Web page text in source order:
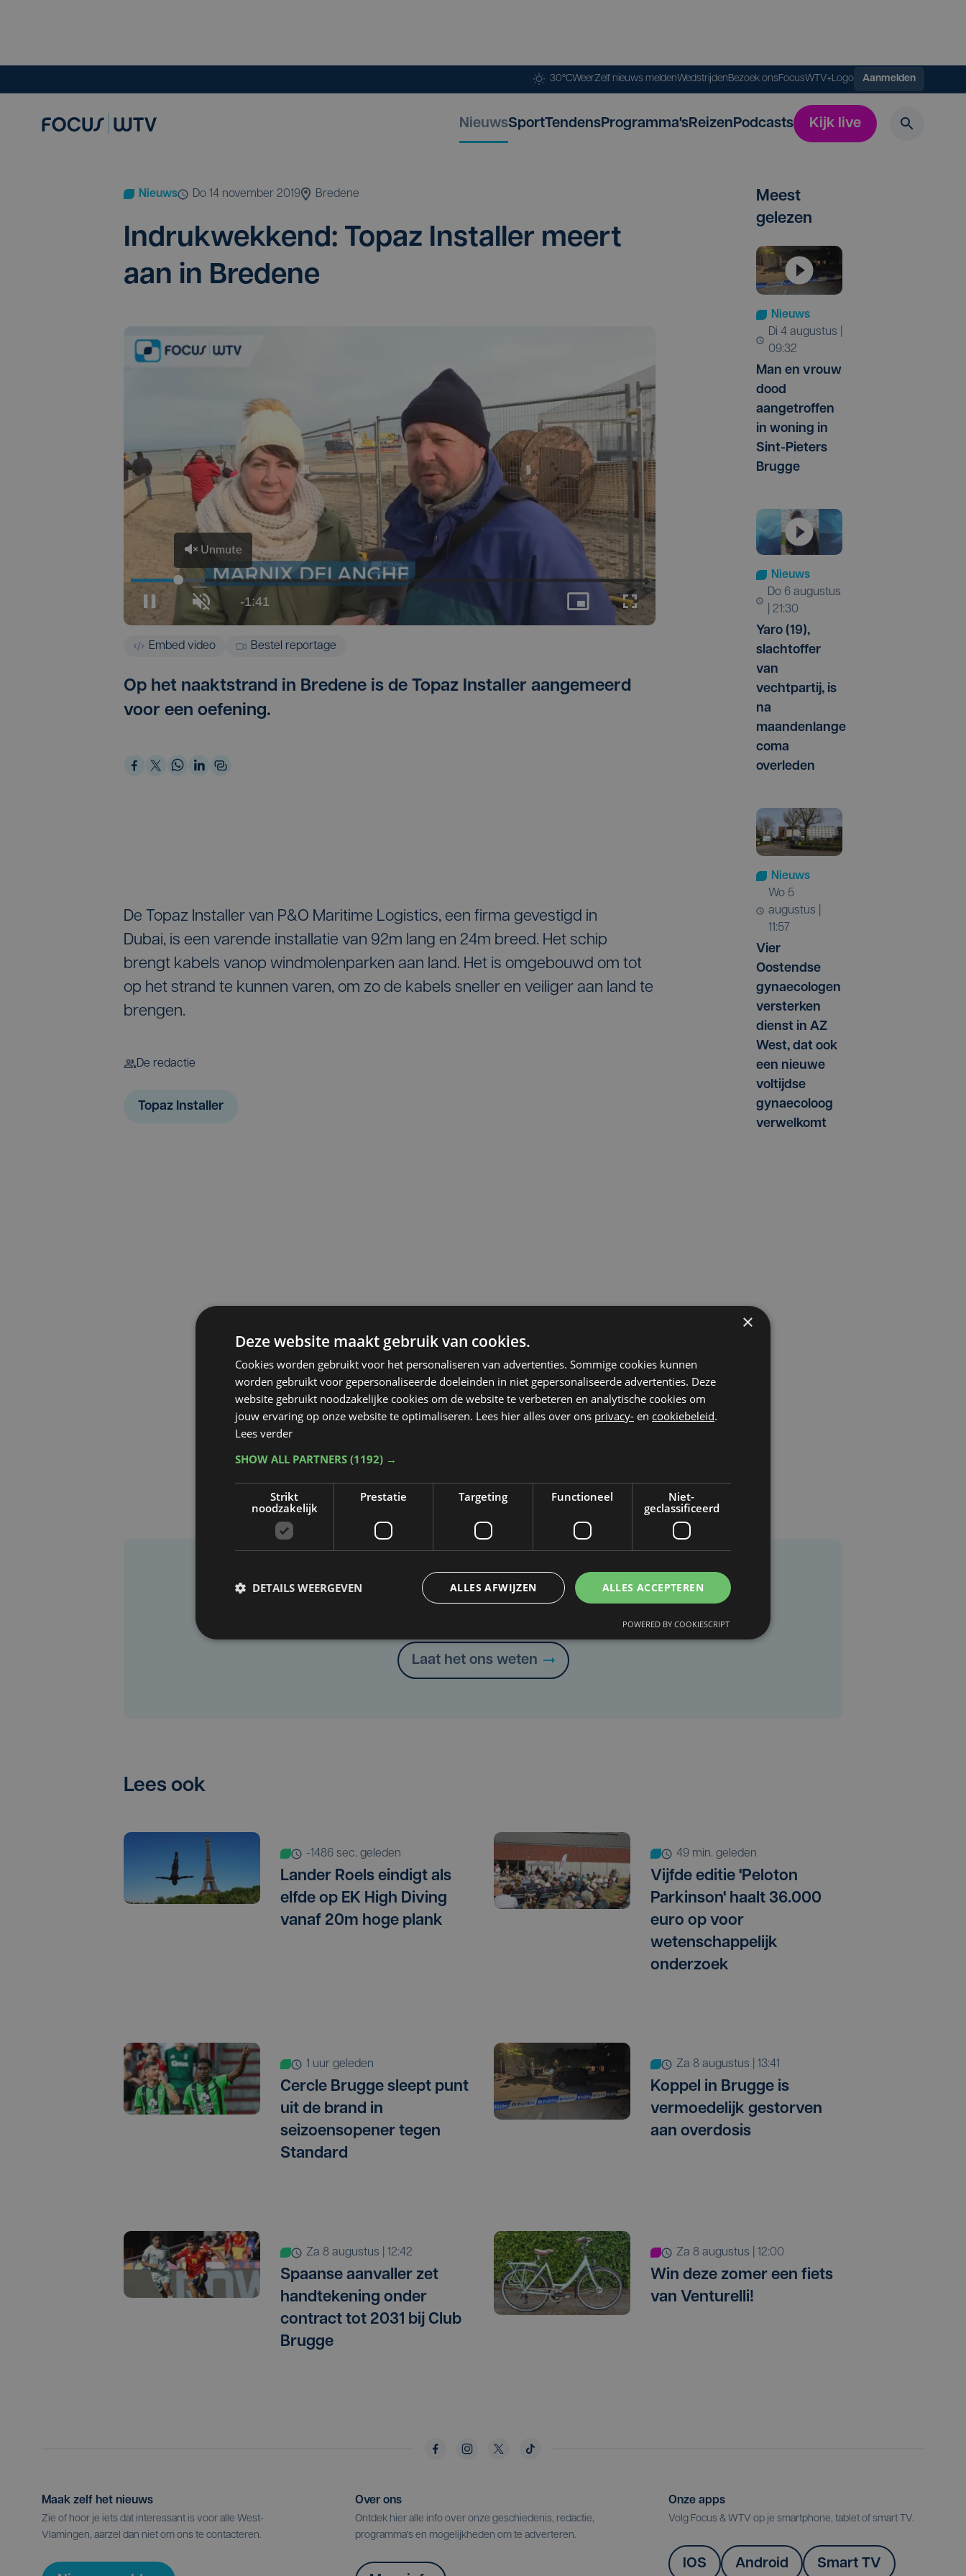
30°CWeerZelf nieuws meldenWedstrijdenBezoek onsFocusWTV+Logo Aanmelden
NieuwsSportTendensProgramma'sReizenPodcasts Kijk live
Nieuws do 14 november 2019 Bredene
Indruk­wek­kend: Topaz Instal­ler meert
aan in Bredene
Embed video Bestel reportage
Op het naaktstrand in Bredene is de Topaz Installer aangemeerd
voor een oefening.
De Topaz Installer van P&O Maritime Logistics, een firma gevestigd in
Dubai, is een varende installatie van 92m lang en 24m breed. Het schip
brengt kabels vanop windmolenparken aan land. Het is omgebouwd om tot
op het strand te kunnen varen, om zo de kabels sneller en veiliger aan land te
brengen.
De redactie
Topaz Installer
Meest
gelezen
Nieuws
di 4 augustus |
09:32
Man en vrouw
dood
aangetroffen
in woning in
Sint-Pieters
Brugge
Nieuws
do 6 augustus
| 21:30
Yaro (19),
slachtoffer
van
vechtpartij, is
na
maandenlange
coma
overleden
Nieuws
wo 5
augustus |
11:57
Vier
Oostendse
gynaecologen
versterken
dienst in AZ
West, dat ook
een nieuwe
voltijdse
gynaecoloog
verwelkomt
Taalfout opgemerkt?
Laat het ons weten
Lees ook
-1486 sec. geleden
Lander Roels eindigt als
elfde op EK High Diving
vanaf 20m hoge plank
49 min. geleden
Vijfde editie 'Peloton
Parkinson' haalt 36.000
euro op voor
wetenschappelijk
onderzoek
1 uur geleden
Cercle Brugge sleept punt
uit de brand in
seizoensopener tegen
Standard
za 8 augustus | 13:41
Koppel in Brugge is
vermoedelijk gestorven
aan overdosis
za 8 augustus | 12:42
Spaanse aanvaller zet
handtekening onder
contract tot 2031 bij Club
Brugge
za 8 augustus | 12:00
Win deze zomer een fiets
van Venturelli!
Maak zelf het nieuws
Zie of hoor je iets dat interessant is voor alle West-
Vlamingen, aarzel dan niet om ons te contacteren.
Over ons
Ontdek hier alle info over onze geschiedenis, redactie,
programma's en mogelijkheden om te adverteren.
Onze apps
Volg Focus & WTV op je smartphone, tablet of smart TV.
IOS Android Smart TV
×
Deze website maakt gebruik van cookies.
Cookies worden gebruikt voor het personaliseren van advertenties. Sommige cookies kunnen
worden gebruikt voor gepersonaliseerde doeleinden in niet gepersonaliseerde advertenties. Deze
website gebruikt noodzakelijke cookies om de website te verbeteren en analytische cookies om
jouw ervaring op onze website te optimaliseren. Lees hier alles over ons privacy- en cookiebeleid.
Lees verder
SHOW ALL PARTNERS (1192) →
Strikt
noodzakelijk
Prestatie Targeting Functioneel
Niet-
geclassificeerd
ALLES ACCEPTEREN
ALLES AFWIJZEN
DETAILS WEERGEVEN
POWERED BY COOKIESCRIPT